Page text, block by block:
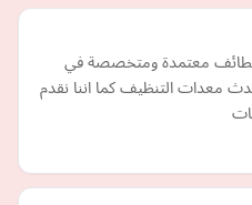
معتمدة ومتخصصة في
معدات التنظيف كما اننا نقدم